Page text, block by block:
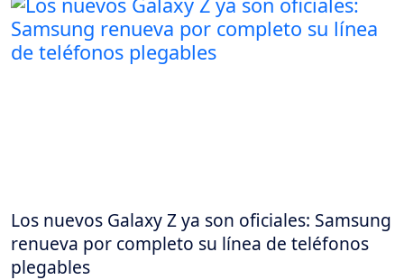
Los nuevos Galaxy Z ya son oficiales: Samsung
renueva por completo su línea de teléfonos
plegables